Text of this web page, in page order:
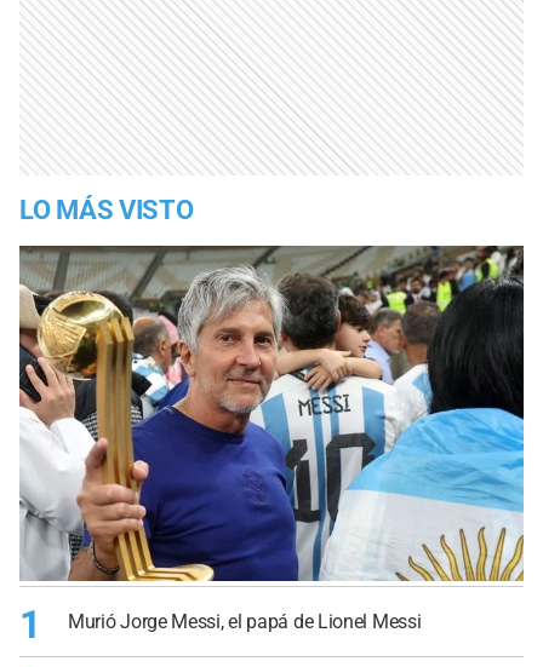
LO MÁS VISTO
1 Murió Jorge Messi, el papá de Lionel Messi